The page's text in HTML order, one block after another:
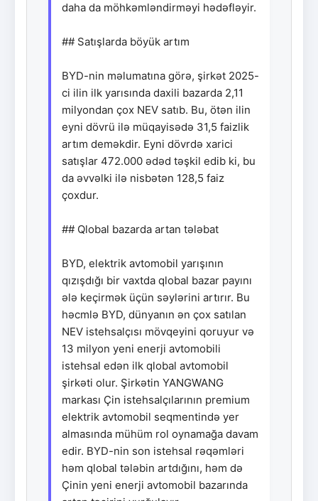
daha da möhkəmləndirməyi hədəfləyir.
## Satışlarda böyük artım
BYD-nin məlumatına görə, şirkət 2025-
ci ilin ilk yarısında daxili bazarda 2,11
milyondan çox NEV satıb. Bu, ötən ilin
eyni dövrü ilə müqayisədə 31,5 faizlik
artım deməkdir. Eyni dövrdə xarici
satışlar 472.000 ədəd təşkil edib ki, bu
da əvvəlki ilə nisbətən 128,5 faiz
çoxdur.
## Qlobal bazarda artan tələbat
BYD, elektrik avtomobil yarışının
qızışdığı bir vaxtda qlobal bazar payını
ələ keçirmək üçün səylərini artırır. Bu
həcmlə BYD, dünyanın ən çox satılan
NEV istehsalçısı mövqeyini qoruyur və
13 milyon yeni enerji avtomobili
istehsal edən ilk qlobal avtomobil
şirkəti olur. Şirkətin YANGWANG
markası Çin istehsalçılarının premium
elektrik avtomobil seqmentində yer
almasında mühüm rol oynamağa davam
edir. BYD-nin son istehsal rəqəmləri
həm qlobal tələbin artdığını, həm də
Çinin yeni enerji avtomobil bazarında